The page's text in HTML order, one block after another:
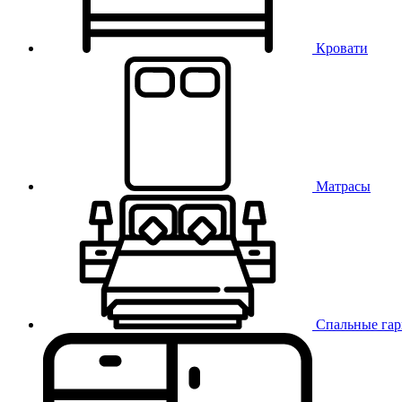
Кровати
Матрасы
Спальные